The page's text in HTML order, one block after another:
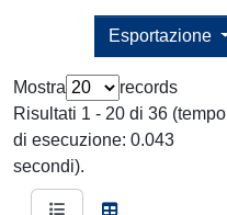
Esportazione
Mostra
records
Risultati 1 - 20 di 36 (tempo
di esecuzione: 0.043
secondi).